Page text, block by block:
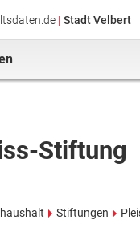
| Stadt Velbert
Stiftung
Stiftungen